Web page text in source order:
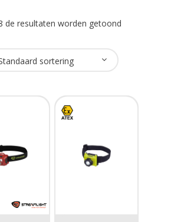
de resultaten worden getoond
sortering